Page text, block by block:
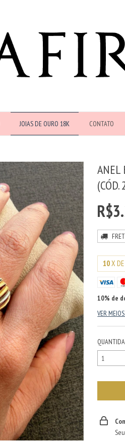
JOIAS DE OURO 18K CONTATO
ANEL
10X DE
10% de
VER